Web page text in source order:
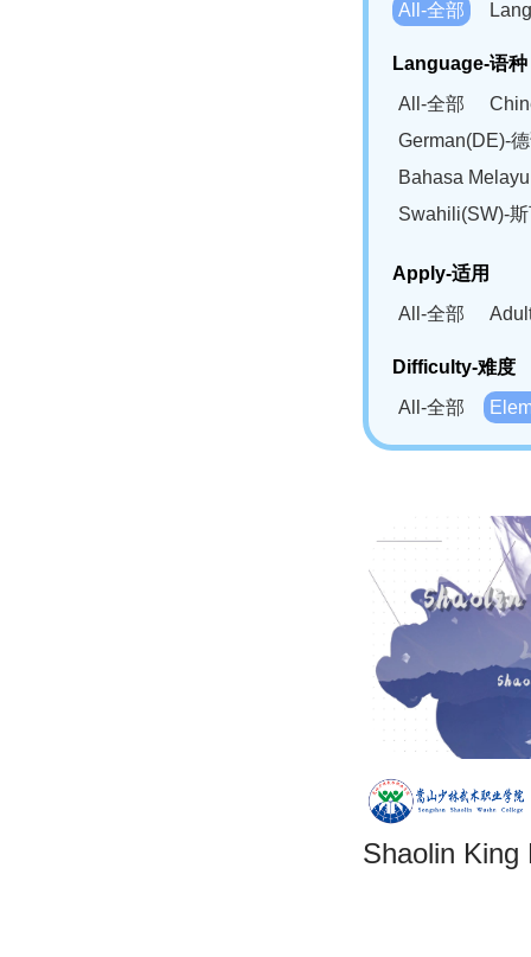
All-全部
Language-语种
All-全部
German(DE)-
Bahasa
Swahili(SW)-
Apply-适用
All-全部
Difficulty-难度
All-全部
Shaolin King